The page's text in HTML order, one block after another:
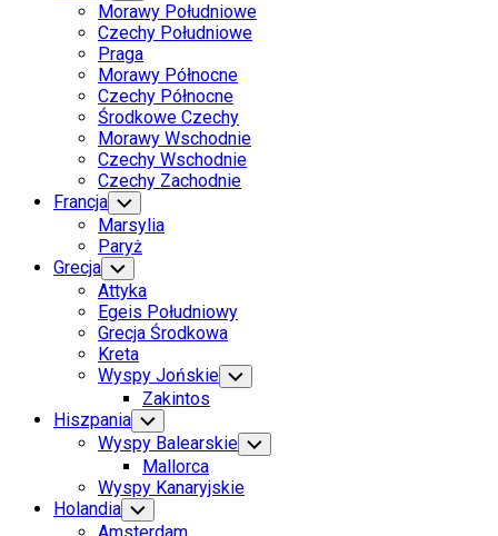
Page
Parent
Child
Menu
Morawy Południowe
Current
Page
Parent
Czechy Południowe
Praga
Morawy Północne
Czechy Północne
Środkowe Czechy
Morawy Wschodnie
Czechy Wschodnie
Czechy Zachodnie
Francja Toggle
Child
Menu
Marsylia
Paryż
Grecja Toggle
Child
Menu
Attyka
Egeis Południowy
Grecja Środkowa
Kreta
Wyspy Jońskie Toggle
Child
Zakintos
Hiszpania Toggle
Child
Menu
Wyspy Balearskie Toggle
Child
Mallorca
Wyspy Kanaryjskie
Holandia Toggle
Child